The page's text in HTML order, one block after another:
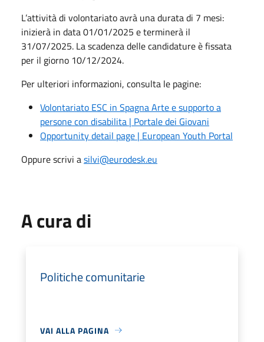
L’attività di volontariato avrà una durata di 7 mesi:
inizierà in data 01/01/2025 e terminerà il
31/07/2025. La scadenza delle candidature è fissata
per il giorno 10/12/2024.
Per ulteriori informazioni, consulta le pagine:
Volontariato ESC in Spagna Arte e supporto a
persone con disabilita | Portale dei Giovani
Opportunity detail page | European Youth Portal
Oppure scrivi asilvi@eurodesk.eu
A cura di
Politiche comunitarie
VAI ALLA PAGINA